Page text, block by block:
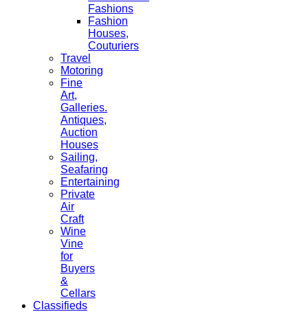
Fashions
Fashion
Houses,
Couturiers
Travel
Motoring
Fine
Art,
Galleries.
Antiques,
Auction
Houses
Sailing,
Seafaring
Entertaining
Private
Air
Craft
Wine
Vine
for
Buyers
&
Cellars
Classifieds